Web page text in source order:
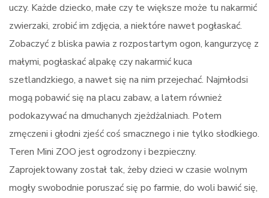
uczy. Każde dziecko, małe czy te większe może tu nakarmić
zwierzaki, zrobić im zdjęcia, a niektóre nawet pogłaskać.
Zobaczyć z bliska pawia z rozpostartym ogon, kangurzycę z
małymi, pogłaskać alpakę czy nakarmić kuca
szetlandzkiego, a nawet się na nim przejechać. Najmłodsi
mogą pobawić się na placu zabaw, a latem również
podokazywać na dmuchanych zjeżdżalniach. Potem
zmęczeni i głodni zjeść coś smacznego i nie tylko słodkiego.
Teren Mini ZOO jest ogrodzony i bezpieczny.
Zaprojektowany został tak, żeby dzieci w czasie wolnym
mogły swobodnie poruszać się po farmie, do woli bawić się,